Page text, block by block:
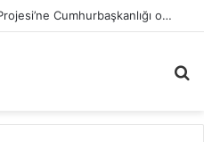
Erikli Atık Su Arıtma Tesisi Projesi’ne Cumhurbaşkanlığı onayı
...